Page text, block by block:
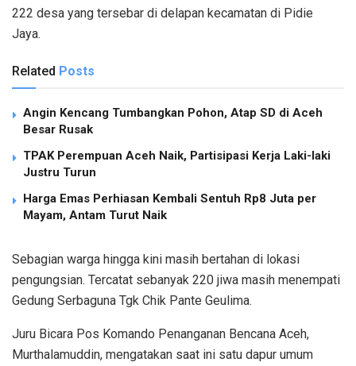
222 desa yang tersebar di delapan kecamatan di Pidie
Jaya.
Related Posts
Angin Kencang Tumbangkan Pohon, Atap SD di Aceh
Besar Rusak
TPAK Perempuan Aceh Naik, Partisipasi Kerja Laki-laki
Justru Turun
Harga Emas Perhiasan Kembali Sentuh Rp8 Juta per
Mayam, Antam Turut Naik
Sebagian warga hingga kini masih bertahan di lokasi
pengungsian. Tercatat sebanyak 220 jiwa masih menempati
Gedung Serbaguna Tgk Chik Pante Geulima.
Juru Bicara Pos Komando Penanganan Bencana Aceh,
Murthalamuddin, mengatakan saat ini satu dapur umum